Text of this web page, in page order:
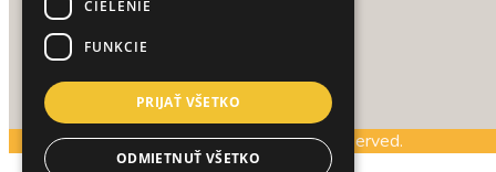
PRE ZÁKAZNÍKOV
Prihlásenie / Registrácia
© Copyright www.almea.sk. All Rights Reserved.
CIELENIE
FUNKCIE
PRIJAŤ VŠETKO
ODMIETNUŤ VŠETKO